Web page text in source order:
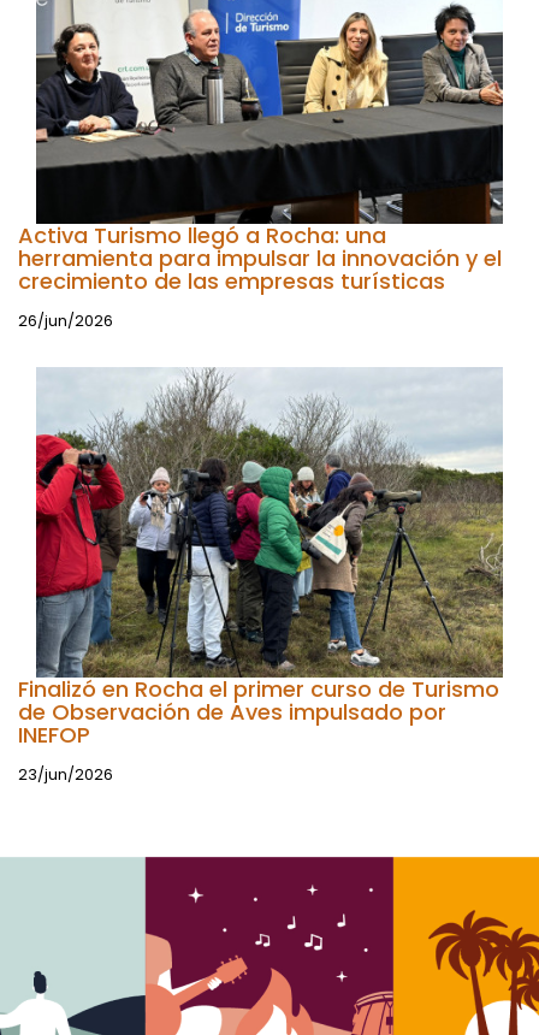
Activa Turismo llegó a Rocha: una
herramienta para impulsar la innovación y el
crecimiento de las empresas turísticas
26/jun/2026
Finalizó en Rocha el primer curso de Turismo
de Observación de Aves impulsado por
INEFOP
23/jun/2026